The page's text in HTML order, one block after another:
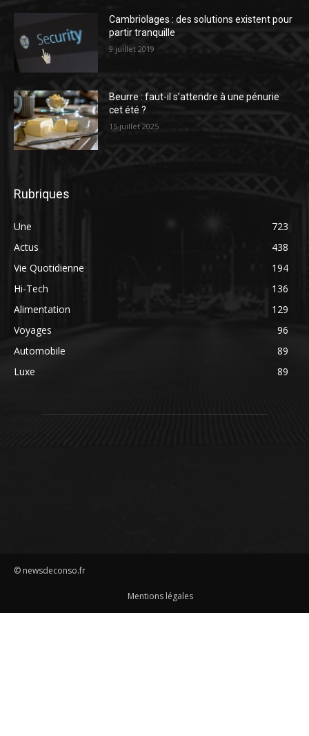
Cambriolages : des solutions existent pour
partir tranquille
9 juillet 2019
Beurre : faut-il s’attendre à une pénurie
cet été ?
15 juillet 2025
Rubriques
Une
723
Actus
438
Vie Quotidienne
194
Hi-Tech
136
Alimentation
129
Voyages
96
Automobile
89
Luxe
89
© newsdeconso.fr
Mentions légales